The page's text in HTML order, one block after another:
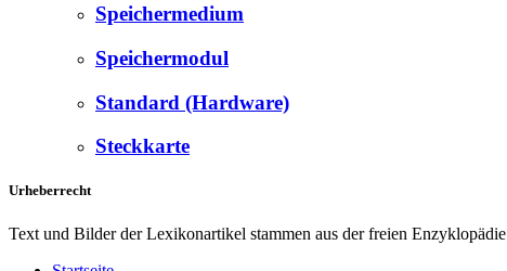
Speichermedium
Speichermodul
Standard (Hardware)
Steckkarte
Urheberrecht
Text und Bilder der Lexikonartikel stammen aus der freien Enzyklopädie